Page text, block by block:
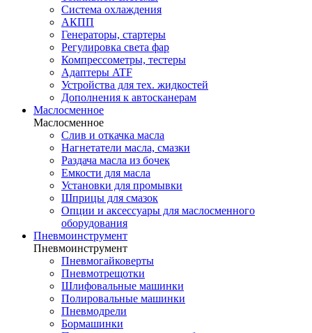
Система охлаждения
АКПП
Генераторы, стартеры
Регулировка света фар
Компрессометры, тестеры
Адаптеры ATF
Устройства для тех. жидкостей
Дополнения к автосканерам
Маслосменное
Маслосменное
Слив и откачка масла
Нагнетатели масла, смазки
Раздача масла из бочек
Емкости для масла
Установки для промывки
Шприцы для смазок
Опции и аксессуары для маслосменного
оборудования
Пневмоинструмент
Пневмоинструмент
Пневмогайковерты
Пневмотрещотки
Шлифовальные машинки
Полировальные машинки
Пневмодрели
Бормашинки